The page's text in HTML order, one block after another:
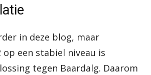
in deze blog, maar
op een stabiel niveau is
tegen Baardalg. Daarom